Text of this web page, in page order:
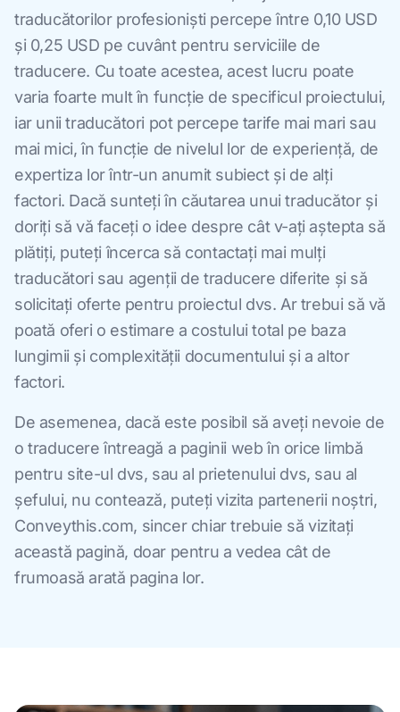
traducătorilor profesioniști percepe între 0,10 USD
și 0,25 USD pe cuvânt pentru serviciile de
traducere. Cu toate acestea, acest lucru poate
varia foarte mult în funcție de specificul proiectului,
iar unii traducători pot percepe tarife mai mari sau
mai mici, în funcție de nivelul lor de experiență, de
expertiza lor într-un anumit subiect și de alți
factori. Dacă sunteți în căutarea unui traducător și
doriți să vă faceți o idee despre cât v-ați aștepta să
plătiți, puteți încerca să contactați mai mulți
traducători sau agenții de traducere diferite și să
solicitați oferte pentru proiectul dvs. Ar trebui să vă
poată oferi o estimare a costului total pe baza
lungimii și complexității documentului și a altor
factori.
De asemenea, dacă este posibil să aveți nevoie de
o traducere întreagă a paginii web în orice limbă
pentru site-ul dvs, sau al prietenului dvs, sau al
șefului, nu contează, puteți vizita partenerii noștri,
Conveythis.com, sincer chiar trebuie să vizitați
această pagină, doar pentru a vedea cât de
frumoasă arată pagina lor.